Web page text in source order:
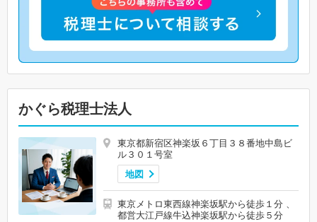
かぐら税理士法人
東京都新宿区神楽坂６丁目３８番地中島ビ
ル３０１号室
地図
東京メトロ東西線神楽坂駅から徒歩１分 、
都営大江戸線牛込神楽坂駅から徒歩５分